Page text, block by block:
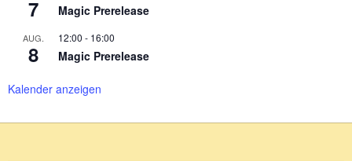
7 Magic Prerelease
AUG.
8
12:00 - 16:00
Magic Prerelease
Kalender anzeigen